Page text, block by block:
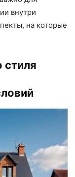
внутри
на которые
стиля